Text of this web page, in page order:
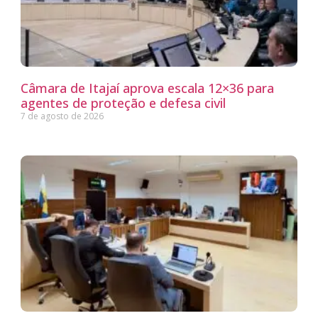
Câmara de Itajaí aprova escala 12×36 para
agentes de proteção e defesa civil
7 de agosto de 2026